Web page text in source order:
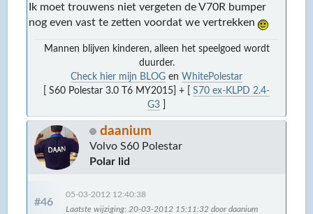
Ik moet trouwens niet vergeten de V70R bumper
nog even vast te zetten voordat we vertrekken
Mannen blijven kinderen, alleen het speelgoed wordt
duurder.
Check hier mijn BLOG en WhitePolestar
[ S60 Polestar 3.0 T6 MY2015] + [ S70 ex-KLPD 2.4-
G3 ]
daanium
Volvo S60 Polestar
Polar lid
#46
05-03-2012 12:40:38
Laatste wijziging: 20-03-2012 15:11:32 door daanium